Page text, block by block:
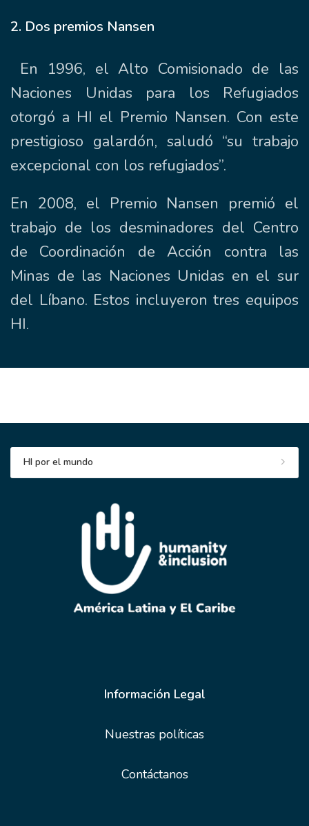
2. Dos premios Nansen
En 1996, el Alto Comisionado de las
Naciones Unidas para los Refugiados
otorgó a HI el Premio Nansen. Con este
prestigioso galardón, saludó “su trabajo
excepcional con los refugiados”.
En 2008, el Premio Nansen premió el
trabajo de los desminadores del Centro
de Coordinación de Acción contra las
Minas de las Naciones Unidas en el sur
del Líbano. Estos incluyeron tres equipos
HI.
HI por el mundo
Información Legal
Nuestras políticas
Contáctanos